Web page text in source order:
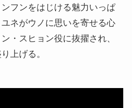
フンをはじける魅力いっぱ
ネがウノに思いを寄せる心
・スヒョン役に抜擢され、
上げる。